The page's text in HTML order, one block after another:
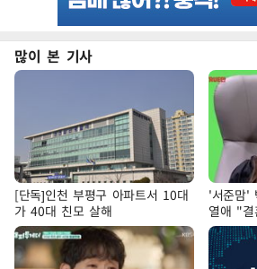
많이 본 기사
[단독]인천 부평구 아파트서 10대
가 40대 친모 살해
'서준맘'
열애 "